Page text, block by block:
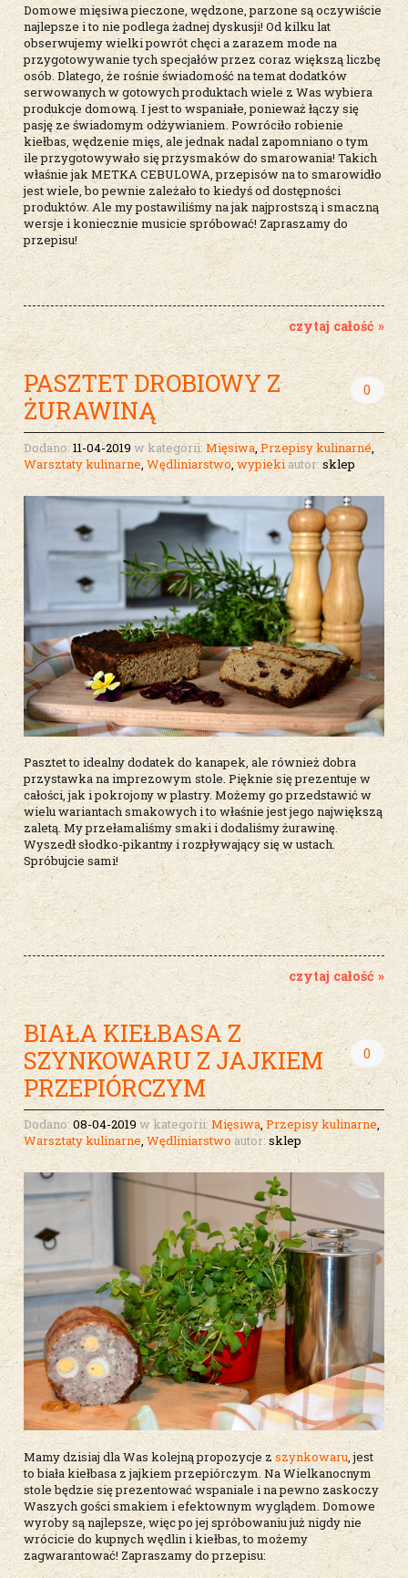
Domowe mięsiwa pieczone, wędzone, parzone są oczywiście
najlepsze i to nie podlega żadnej dyskusji! Od kilku lat
obserwujemy wielki powrót chęci a zarazem mode na
przygotowywanie tych specjałów przez coraz większą liczbę
osób. Dlatego, że rośnie świadomość na temat dodatków
serwowanych w gotowych produktach wiele z Was wybiera
produkcje domową. I jest to wspaniałe, ponieważ łączy się
pasję ze świadomym odżywianiem. Powróciło robienie
kiełbas, wędzenie mięs, ale jednak nadal zapomniano o tym
ile przygotowywało się przysmaków do smarowania! Takich
właśnie jak METKA CEBULOWA, przepisów na to smarowidło
jest wiele, bo pewnie zależało to kiedyś od dostępności
produktów. Ale my postawiliśmy na jak najprostszą i smaczną
wersje i koniecznie musicie spróbować! Zapraszamy do
przepisu!
czytaj całość »
PASZTET DROBIOWY Z
ŻURAWINĄ
0
Dodano: 11-04-2019w kategorii: Mięsiwa, Przepisy kulinarne,
Warsztaty kulinarne, Wędliniarstwo, wypiekiautor: sklep
Pasztet to idealny dodatek do kanapek, ale również dobra
przystawka na imprezowym stole. Pięknie się prezentuje w
całości, jak i pokrojony w plastry. Możemy go przedstawić w
wielu wariantach smakowych i to właśnie jest jego największą
zaletą. My przełamaliśmy smaki i dodaliśmy żurawinę.
Wyszedł słodko-pikantny i rozpływający się w ustach.
Spróbujcie sami!
czytaj całość »
BIAŁA KIEŁBASA Z
SZYNKOWARU Z JAJKIEM
PRZEPIÓRCZYM
0
Dodano: 08-04-2019 w kategorii: Mięsiwa,Przepisy kulinarne,
Warsztaty kulinarne, Wędliniarstwo autor: sklep
Mamy dzisiaj dla Was kolejną propozycje z szynkowaru , jest
to biała kiełbasa z jajkiem przepiórczym. Na Wielkanocnym
stole będzie się prezentować wspaniale i na pewno zaskoczy
Waszych gości smakiem i efektownym wyglądem. Domowe
wyroby są najlepsze, więc po jej spróbowaniu już nigdy nie
wrócicie do kupnych wędlin i kiełbas, to możemy
zagwarantować! Zapraszamy do przepisu: